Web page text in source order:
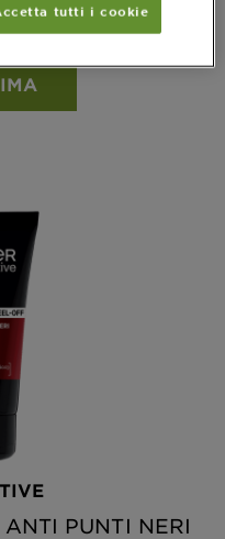
le recensioni
PUNTI NERI
tutti i cookie